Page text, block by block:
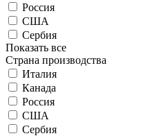
Россия
США
Сербия
Показать все
Страна производства
Италия
Канада
Россия
США
Сербия